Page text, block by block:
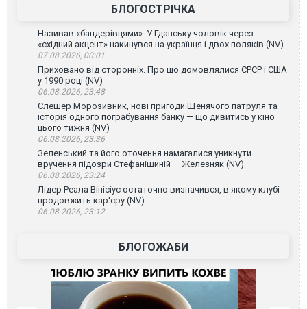
БЛОГОСТРІЧКА
Називав «бандерівцями». У Гданську чоловік через
«східний акцент» накинувся на українця і двох поляків (NV)
07.08.2026, 00:01
Приховано від сторонніх. Про що домовлялися СРСР і США
у 1990 році (NV)
06.08.2026, 23:48
Слешер Морозивник, нові пригоди Щенячого патруля та
історія одного пограбування банку — що дивитись у кіно
цього тижня (NV)
06.08.2026, 23:36
Зеленський та його оточення намагалися уникнути
вручення підозри Стефанішиній — Железняк (NV)
06.08.2026, 23:24
Лідер Реала Вінісіус остаточно визначився, в якому клубі
продовжить кар'єру (NV)
06.08.2026, 23:12
БЛОГОЖАБИ